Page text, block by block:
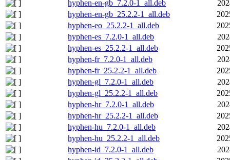
hyphen-en-gb_7.2.0-1_all.deb
hyphen-en-gb_25.2.2-1_all.deb
hyphen-eo_25.2.2-1_all.deb
hyphen-es_7.2.0-1_all.deb
hyphen-es_25.2.2-1_all.deb
hyphen-fr_7.2.0-1_all.deb
hyphen-fr_25.2.2-1_all.deb
hyphen-gl_7.2.0-1_all.deb
hyphen-gl_25.2.2-1_all.deb
hyphen-hr_7.2.0-1_all.deb
hyphen-hr_25.2.2-1_all.deb
hyphen-hu_7.2.0-1_all.deb
hyphen-hu_25.2.2-1_all.deb
hyphen-id_7.2.0-1_all.deb